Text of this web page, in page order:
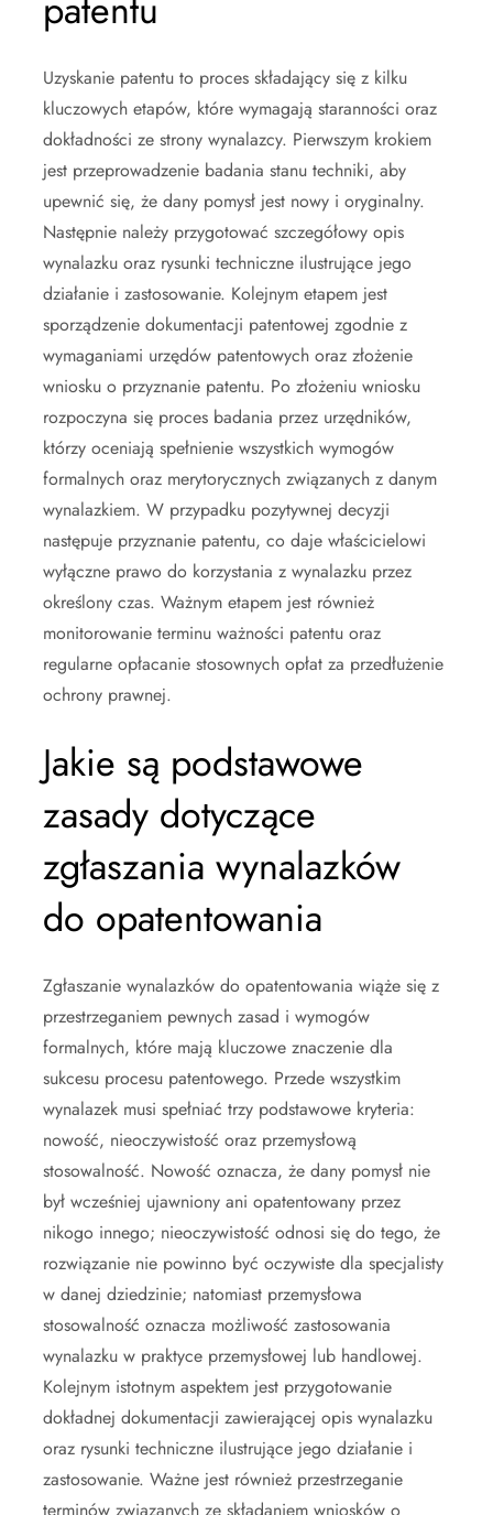
Uzyskanie patentu to proces składający się z kilku
kluczowych etapów, które wymagają staranności oraz
dokładności ze strony wynalazcy. Pierwszym krokiem
jest przeprowadzenie badania stanu techniki, aby
upewnić się, że dany pomysł jest nowy i oryginalny.
Następnie należy przygotować szczegółowy opis
wynalazku oraz rysunki techniczne ilustrujące jego
działanie i zastosowanie. Kolejnym etapem jest
sporządzenie dokumentacji patentowej zgodnie z
wymaganiami urzędów patentowych oraz złożenie
wniosku o przyznanie patentu. Po złożeniu wniosku
rozpoczyna się proces badania przez urzędników,
którzy oceniają spełnienie wszystkich wymogów
formalnych oraz merytorycznych związanych z danym
wynalazkiem. W przypadku pozytywnej decyzji
następuje przyznanie patentu, co daje właścicielowi
wyłączne prawo do korzystania z wynalazku przez
określony czas. Ważnym etapem jest również
monitorowanie terminu ważności patentu oraz
regularne opłacanie stosownych opłat za przedłużenie
ochrony prawnej.
Jakie są podstawowe
zasady dotyczące
zgłaszania wynalazków
do opatentowania
Zgłaszanie wynalazków do opatentowania wiąże się z
przestrzeganiem pewnych zasad i wymogów
formalnych, które mają kluczowe znaczenie dla
sukcesu procesu patentowego. Przede wszystkim
wynalazek musi spełniać trzy podstawowe kryteria:
nowość, nieoczywistość oraz przemysłową
stosowalność. Nowość oznacza, że dany pomysł nie
był wcześniej ujawniony ani opatentowany przez
nikogo innego; nieoczywistość odnosi się do tego, że
rozwiązanie nie powinno być oczywiste dla specjalisty
w danej dziedzinie; natomiast przemysłowa
stosowalność oznacza możliwość zastosowania
wynalazku w praktyce przemysłowej lub handlowej.
Kolejnym istotnym aspektem jest przygotowanie
dokładnej dokumentacji zawierającej opis wynalazku
oraz rysunki techniczne ilustrujące jego działanie i
zastosowanie. Ważne jest również przestrzeganie
terminów związanych ze składaniem wniosków o